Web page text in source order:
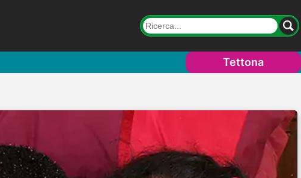
Tettona